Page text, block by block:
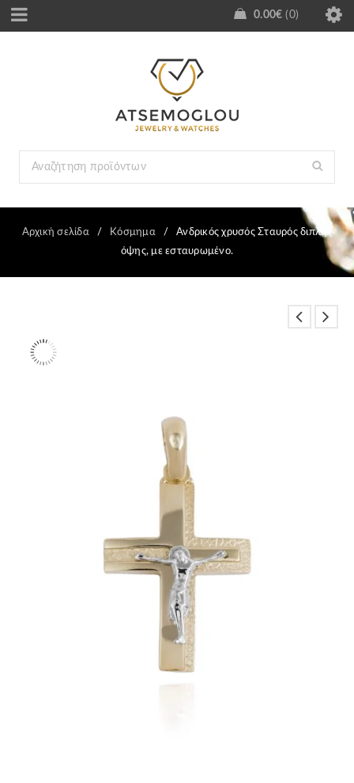
0.00€ 0
Αρχική σελίδα / Κόσμημα /
Ανδρικός χρυσός Σταυρός διπλής
όψης, με εσταυρωμένο.